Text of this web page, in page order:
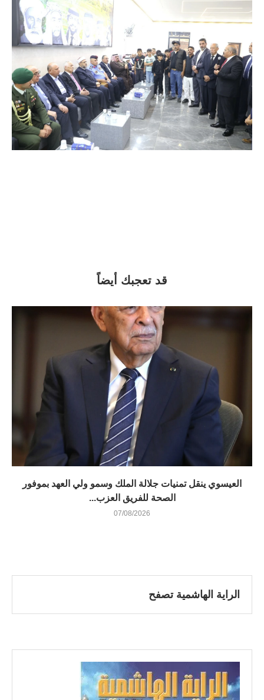
قد تعجبك أيضاً
العيسوي ينقل تمنيات جلالة الملك وسمو ولي العهد بموفور
الصحة للفريق العزب...
07/08/2026
الراية الهاشمية تصفح